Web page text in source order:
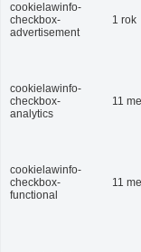
cookielawinfo-
checkbox-
advertisement
1 rok
cookielawinfo-
checkbox-
analytics
11
cookielawinfo-
checkbox-
functional
11